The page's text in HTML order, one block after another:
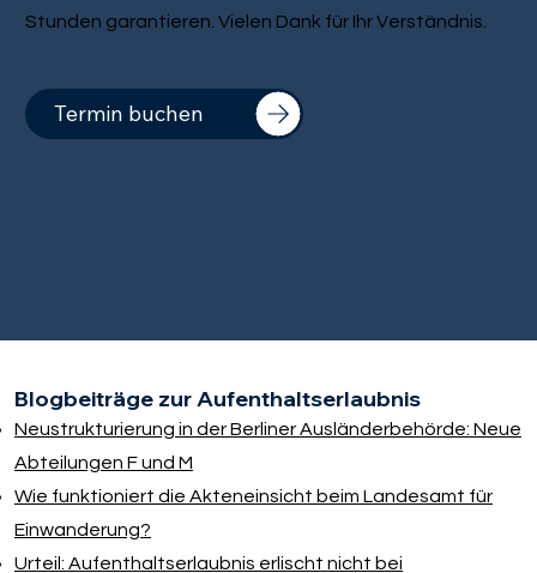
Stunden garantieren. Vielen Dank für Ihr Verständnis.
Termin buchen
Blogbeiträge zur Aufenthaltserlaubnis
Neustrukturierung in der Berliner Ausländerbehörde: Neue
Abteilungen F und M
Wie funktioniert die Akteneinsicht beim Landesamt für
Einwanderung?
Urteil: Aufenthaltserlaubnis erlischt nicht bei